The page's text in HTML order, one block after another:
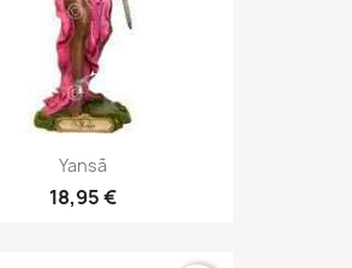
Yansã
18,95 €